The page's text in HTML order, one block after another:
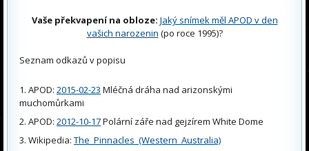
Vaše překvapení na obloze: Jaký snímek měl APOD v den
vašich narozenin (po roce 1995)?
Seznam odkazů v popisu
APOD: 2015-02-23 Mléčná dráha nad arizonskými
muchomůrkami
APOD: 2012-10-17Polární záře nad gejzírem White Dome
Wikipedia: The_Pinnacles_(Western_Australia)